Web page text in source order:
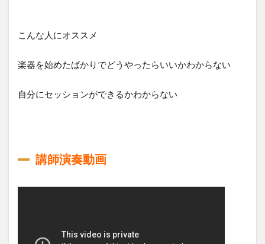
こんな人にオススメ
楽器を始めたばかりでどうやったらいいかわからない
自分にセッションができるかわからない
講師演奏動画